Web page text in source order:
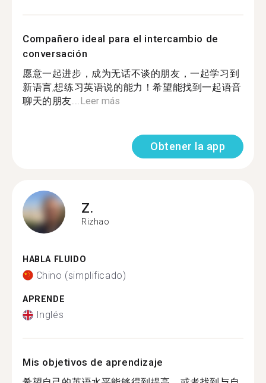
Compañero ideal para el intercambio de
conversación
愿意一起进步，成为无话不谈的朋友，一起学习到
新语言,想练习英语说的能力！希望能找到一起语音
聊天的朋友...Leer más
Obtener la app
Z.
Rizhao
HABLA FLUIDO
Chino (simplificado)
APRENDE
Inglés
Mis objetivos de aprendizaje